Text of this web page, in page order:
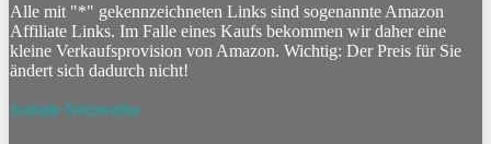
Alle mit "*" gekennzeichneten Links sind sogenannte Amazon
Affiliate Links. Im Falle eines Kaufs bekommen wir daher eine
kleine Verkaufsprovision von Amazon. Wichtig: Der Preis für Sie
ändert sich dadurch nicht!
Soziale Netzwerke